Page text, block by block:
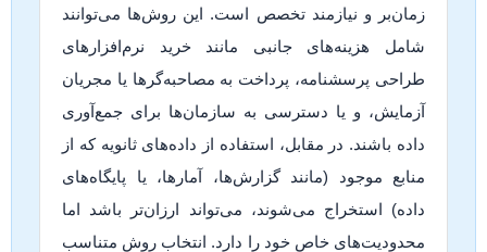
زمان‌بر و نیازمند تخصص است. این روش‌ها می‌توانند
شامل هزینه‌های جانبی مانند خرید نرم‌افزارهای
طراحی پرسشنامه، پرداخت به مصاحبه‌گرها یا مجریان
آزمایش، و یا دسترسی به سازمان‌ها برای جمع‌آوری
داده باشند. در مقابل، استفاده از داده‌های ثانویه که از
منابع موجود (مانند گزارش‌ها، آمارها، یا پایگاه‌های
داده) استخراج می‌شوند، می‌تواند ارزان‌تر باشد اما
محدودیت‌های خاص خود را دارد. انتخاب روش متناسب